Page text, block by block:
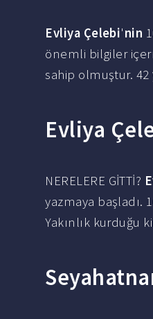
Evliya Çelebi'nin
önemli bilgiler
sahip olmuştur. 42
Evliya
NERELERE GİTTİ?
yazmaya başladı.
Yakınlık kurduğu